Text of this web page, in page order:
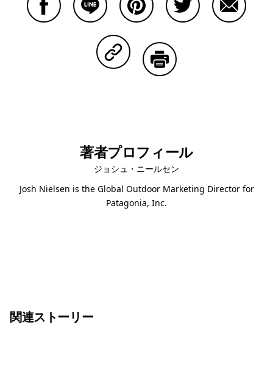
Copy Linkで共有する
著者プロフィール
ジョシュ・ニールセン
Josh Nielsen is the Global Outdoor Marketing Director for
Patagonia, Inc.
関連ストーリー